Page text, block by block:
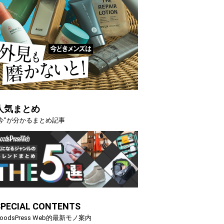
気まとめ
"が分かるまとめ記事
CONTENTS
Web的最新モノ案内